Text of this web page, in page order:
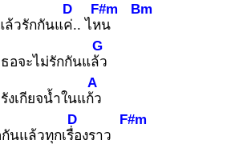
ล้วรักกันแค่.
D
. ไหน
F#m Bm
ธอจะไม่รักกันแล้ว
G
รังเกียจน้ำในแก้ว
A
นแล้วทุกเรื่อ
D
งราว
F#m